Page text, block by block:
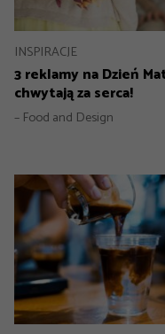
INSPIRACJE
3 reklamy na Dzień
chwytają za serca!
– Food and Design